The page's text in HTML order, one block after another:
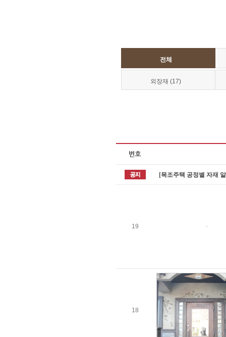
전체
외장재 (17)
[목조주택 공정별 자재
19
18